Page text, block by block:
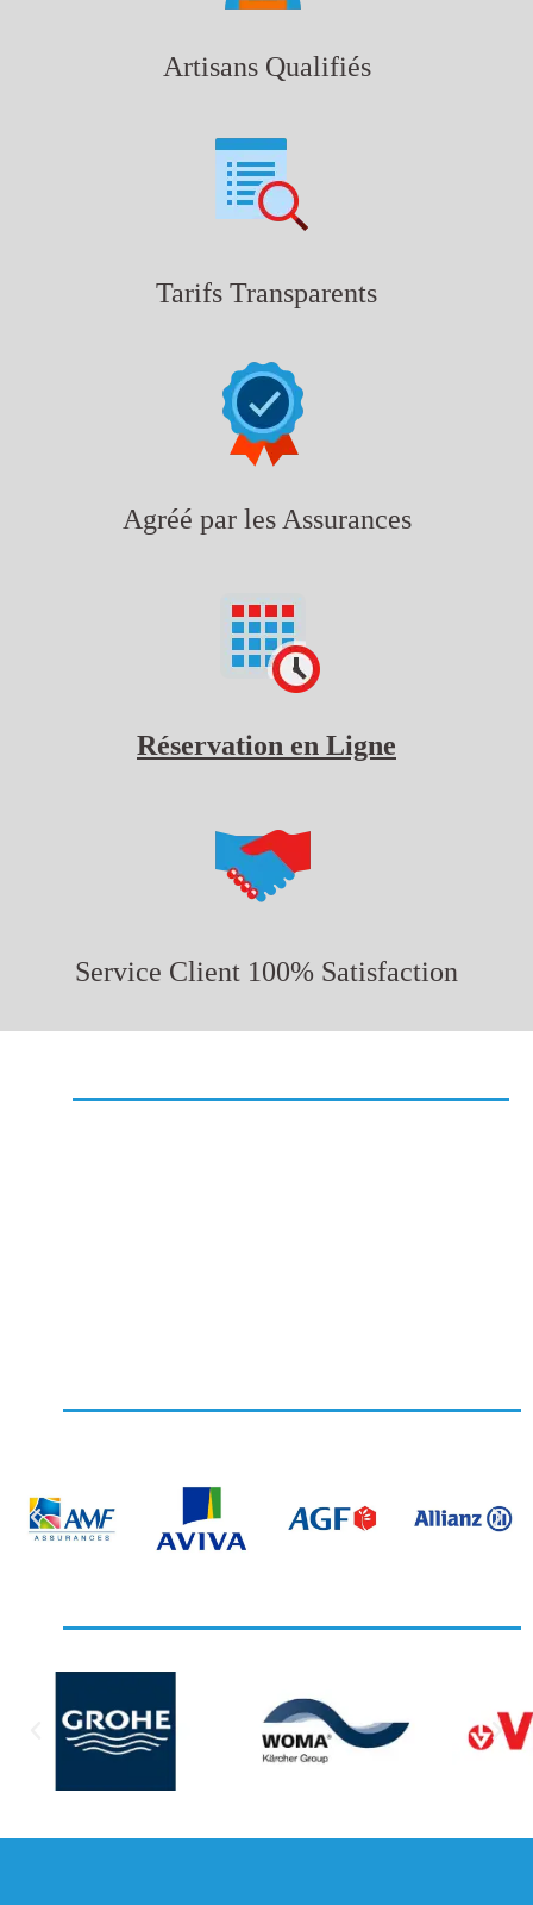
Artisans Qualifiés
Tarifs Transparents
Agréé par les Assurances
Réservation en Ligne
Service Client 100% Satisfaction